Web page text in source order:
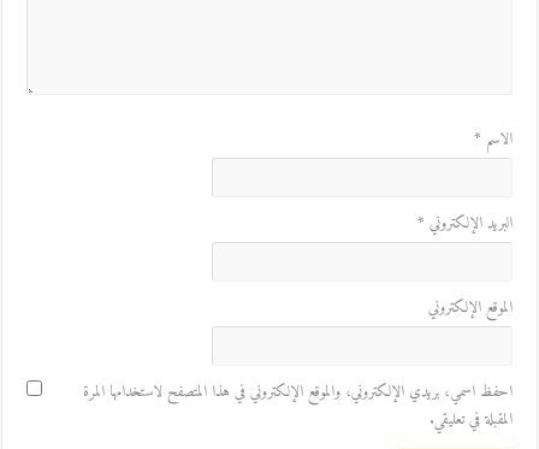
الاسم *
البريد الإلكتروني *
الموقع الإلكتروني
احفظ اسمي، بريدي الإلكتروني، والموقع الإلكتروني في هذا المتصفح لاستخدامها المرة
المقبلة في تعليقي.